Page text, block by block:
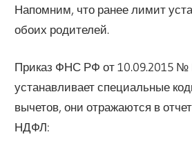
Напомним, что ранее лимит
обоих родителей.
Приказ ФНС РФ от 10.09.2015
устанавливает специальные
вычетов, они отражаются в
НДФЛ: